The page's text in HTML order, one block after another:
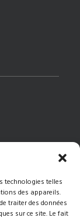
technologies telles
des appareils.
traiter des données
sur ce site. Le fait